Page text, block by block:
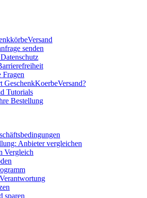
senden
Fragen
GeschenkKoerbeVersand?
Tutorials
Bestellung
Anbieter vergleichen
Vergleich
sparen